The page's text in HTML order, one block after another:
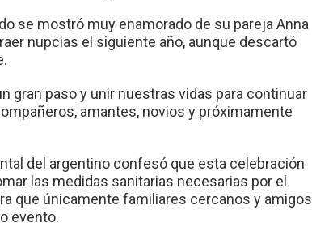
se mostró muy enamorado de su pareja Anna
nupcias el siguiente año, aunque descartó
gran paso y unir nuestras vidas para continuar
amantes, novios y próximamente
del argentino confesó que esta celebración
las medidas sanitarias necesarias por el
que únicamente familiares cercanos y amigos
evento.